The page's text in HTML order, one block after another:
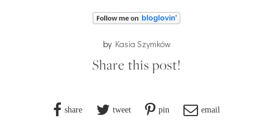
by Kasia Szymków
Share this post!
share tweet pin email